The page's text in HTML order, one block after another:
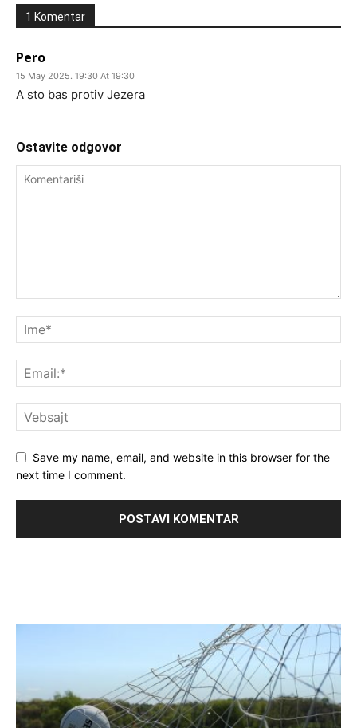
1 Komentar
Pero
15 May 2025. 19:30 At 19:30
A sto bas protiv Jezera
Ostavite odgovor
Save my name, email, and website in this browser for the
next time I comment.